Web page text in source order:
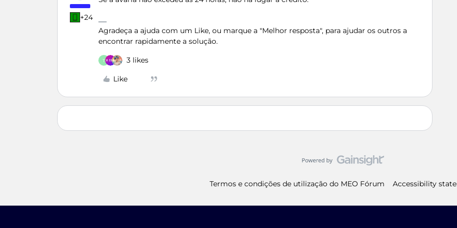
+24
Agradeça a ajuda com um Like, ou marque a "Melhor resposta", para ajudar os outros a
encontrar rapidamente a solução.
T 3 likes
Like
Termos e condições de utilização do MEO Fórum Accessibility